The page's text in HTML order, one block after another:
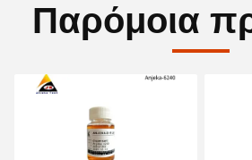
Παρόμοια